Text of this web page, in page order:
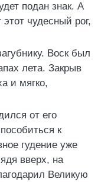
подан знак. А
чудесный рог,
Воск был
лета. Закрыв
и мягко,
от его
к
гудение уже
вверх, на
Великую